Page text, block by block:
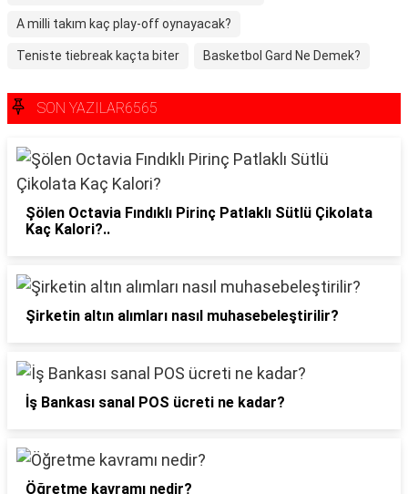
A milli takım kaç play-off oynayacak?
Teniste tiebreak kaçta biter Basketbol Gard Ne Demek?
SON YAZILAR6565
Şölen Octavia Fındıklı Pirinç Patlaklı Sütlü Çikolata
Kaç Kalori?..
Şirketin altın alımları nasıl muhasebeleştirilir?
İş Bankası sanal POS ücreti ne kadar?
Öğretme kavramı nedir?